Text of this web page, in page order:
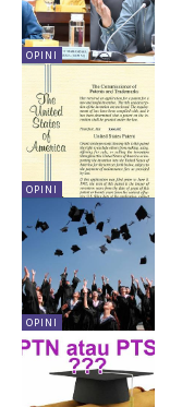
OPINI
OPINI
OPINI